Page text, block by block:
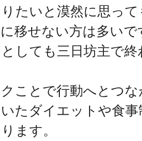
たいと漠然に思っ
移せない方は多いで
しても三日坊主で
ことで行動へとつ
たダイエットや食
ます。